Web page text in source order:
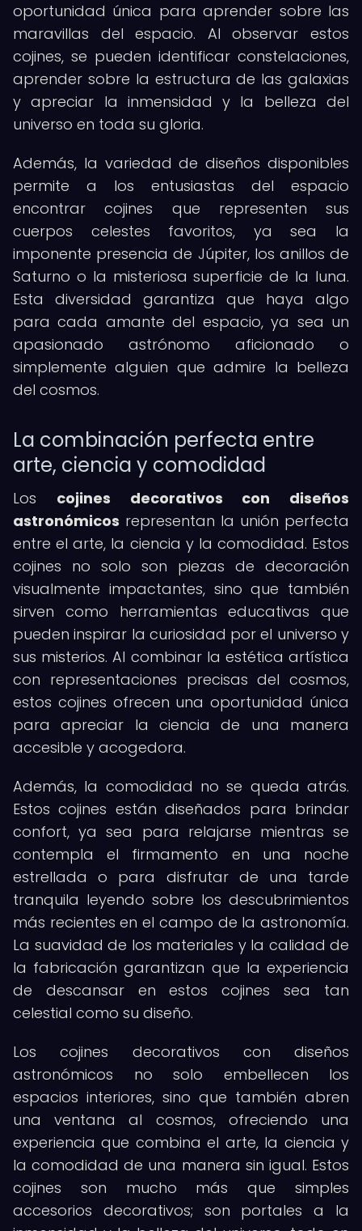
oportunidad única para aprender sobre las
maravillas del espacio. Al observar estos
cojines, se pueden identificar constelaciones,
aprender sobre la estructura de las galaxias
y apreciar la inmensidad y la belleza del
universo en toda su gloria.
Además, la variedad de diseños disponibles
permite a los entusiastas del espacio
encontrar cojines que representen sus
cuerpos celestes favoritos, ya sea la
imponente presencia de Júpiter, los anillos de
Saturno o la misteriosa superficie de la luna.
Esta diversidad garantiza que haya algo
para cada amante del espacio, ya sea un
apasionado astrónomo aficionado o
simplemente alguien que admire la belleza
del cosmos.
La combinación perfecta entre
arte, ciencia y comodidad
Los cojines decorativos con diseños
astronómicos representan la unión perfecta
entre el arte, la ciencia y la comodidad. Estos
cojines no solo son piezas de decoración
visualmente impactantes, sino que también
sirven como herramientas educativas que
pueden inspirar la curiosidad por el universo y
sus misterios. Al combinar la estética artística
con representaciones precisas del cosmos,
estos cojines ofrecen una oportunidad única
para apreciar la ciencia de una manera
accesible y acogedora.
Además, la comodidad no se queda atrás.
Estos cojines están diseñados para brindar
confort, ya sea para relajarse mientras se
contempla el firmamento en una noche
estrellada o para disfrutar de una tarde
tranquila leyendo sobre los descubrimientos
más recientes en el campo de la astronomía.
La suavidad de los materiales y la calidad de
la fabricación garantizan que la experiencia
de descansar en estos cojines sea tan
celestial como su diseño.
Los cojines decorativos con diseños
astronómicos no solo embellecen los
espacios interiores, sino que también abren
una ventana al cosmos, ofreciendo una
experiencia que combina el arte, la ciencia y
la comodidad de una manera sin igual. Estos
cojines son mucho más que simples
accesorios decorativos; son portales a la